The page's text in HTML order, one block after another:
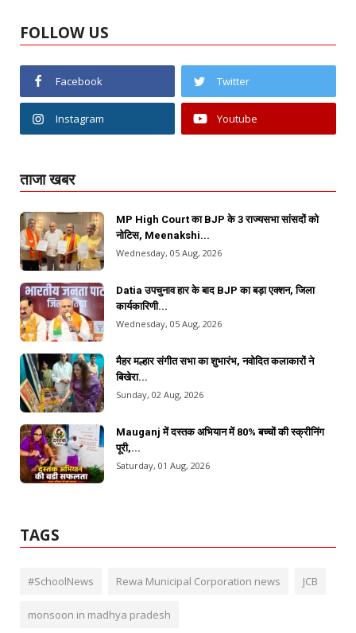
FOLLOW US
Facebook Twitter
Instagram Youtube
ताजा खबर
MP High Court का BJP के 3 राज्यसभा सांसदों को
नोटिस, Meenakshi...
Wednesday, 05 Aug, 2026
Datia उपचुनाव हार के बाद BJP का बड़ा एक्शन, जिला
कार्यकारिणी...
Wednesday, 05 Aug, 2026
मैहर मल्हार संगीत सभा का शुभारंभ, नवोदित कलाकारों ने
बिखेरा...
Sunday, 02 Aug, 2026
Mauganj में दस्तक अभियान में 80% बच्चों की स्क्रीनिंग
पूरी,...
Saturday, 01 Aug, 2026
TAGS
#SchoolNews Rewa Municipal Corporation news JCB
monsoon in madhya pradesh